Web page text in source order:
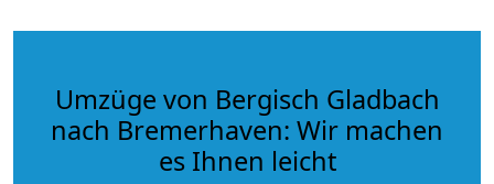
Umzüge von Bergisch Gladbach
nach Bremerhaven: Wir machen
es Ihnen leicht